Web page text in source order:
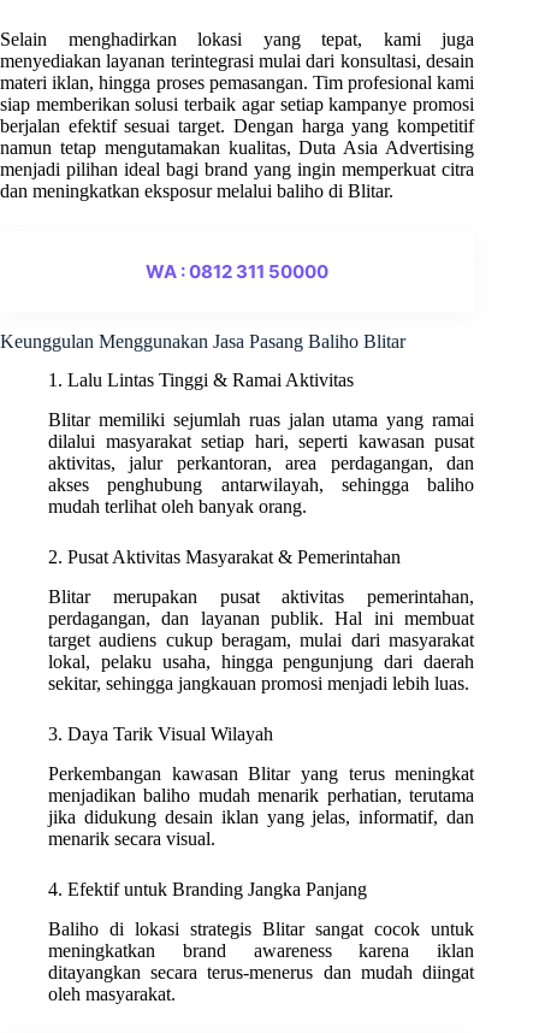
Selain menghadirkan lokasi yang tepat, kami juga
menyediakan layanan terintegrasi mulai dari konsultasi, desain
materi iklan, hingga proses pemasangan. Tim profesional kami
siap memberikan solusi terbaik agar setiap kampanye promosi
berjalan efektif sesuai target. Dengan harga yang kompetitif
namun tetap mengutamakan kualitas, Duta Asia Advertising
menjadi pilihan ideal bagi brand yang ingin memperkuat citra
dan meningkatkan eksposur melalui baliho di Blitar.
WA : 0812 311 50000
Keunggulan Menggunakan Jasa Pasang Baliho Blitar
1. Lalu Lintas Tinggi & Ramai Aktivitas
Blitar memiliki sejumlah ruas jalan utama yang ramai
dilalui masyarakat setiap hari, seperti kawasan pusat
aktivitas, jalur perkantoran, area perdagangan, dan
akses penghubung antarwilayah, sehingga baliho
mudah terlihat oleh banyak orang.
2. Pusat Aktivitas Masyarakat & Pemerintahan
Blitar merupakan pusat aktivitas pemerintahan,
perdagangan, dan layanan publik. Hal ini membuat
target audiens cukup beragam, mulai dari masyarakat
lokal, pelaku usaha, hingga pengunjung dari daerah
sekitar, sehingga jangkauan promosi menjadi lebih luas.
3. Daya Tarik Visual Wilayah
Perkembangan kawasan Blitar yang terus meningkat
menjadikan baliho mudah menarik perhatian, terutama
jika didukung desain iklan yang jelas, informatif, dan
menarik secara visual.
4. Efektif untuk Branding Jangka Panjang
Baliho di lokasi strategis Blitar sangat cocok untuk
meningkatkan brand awareness karena iklan
ditayangkan secara terus-menerus dan mudah diingat
oleh masyarakat.